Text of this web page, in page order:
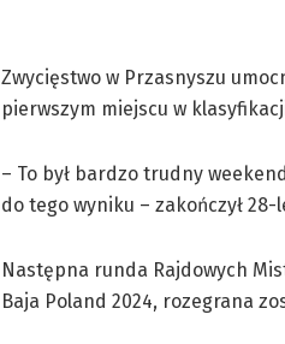
Zwycięstwo w Przasnyszu
pierwszym miejscu w
– To był bardzo trudny
do tego wyniku – zakończył
Następna runda Rajdowych
Baja Poland 2024, rozegrana